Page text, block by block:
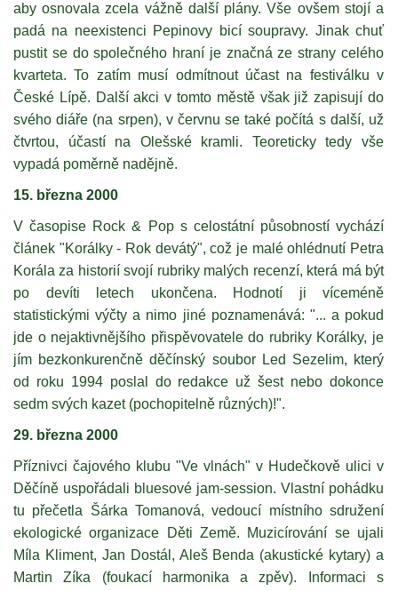
aby osnovala zcela vážně další plány. Vše ovšem stojí a
padá na neexistenci Pepinovy bicí soupravy. Jinak chuť
pustit se do společného hraní je značná ze strany celého
kvarteta. To zatím musí odmítnout účast na festiválku v
České Lípě. Další akci v tomto městě však již zapisují do
svého diáře (na srpen), v červnu se také počítá s další, už
čtvrtou, účastí na Olešské kramli. Teoreticky tedy vše
vypadá poměrně nadějně.
15. března 2000
V časopise Rock & Pop s celostátní působností vychází
článek "Korálky - Rok devátý", což je malé ohlédnutí Petra
Korála za historií svojí rubriky malých recenzí, která má být
po devíti letech ukončena. Hodnotí ji víceméně
statistickými výčty a nimo jiné poznamenává: "... a pokud
jde o nejaktivnějšího přispěvovatele do rubriky Korálky, je
jím bezkonkurenčně děčínský soubor Led Sezelim, který
od roku 1994 poslal do redakce už šest nebo dokonce
sedm svých kazet (pochopitelně různých)!".
29. března 2000
Příznivci čajového klubu "Ve vlnách" v Hudečkově ulici v
Děčíně uspořádali bluesové jam-session. Vlastní pohádku
tu přečetla Šárka Tomanová, vedoucí místního sdružení
ekologické organizace Děti Země. Muzicírování se ujali
Míla Kliment, Jan Dostál, Aleš Benda (akustické kytary) a
Martin Zíka (foukací harmonika a zpěv). Informaci s